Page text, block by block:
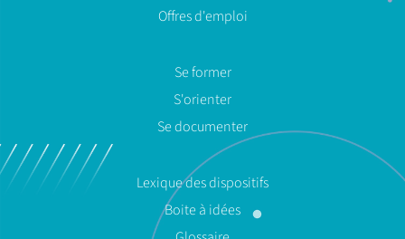
Offres d'emploi
Se former
S'orienter
Se documenter
Lexique des dispositifs
Boite à idées